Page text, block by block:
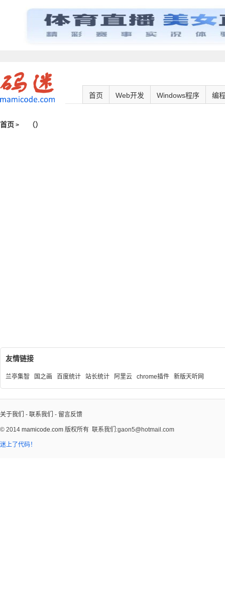
首页 Web开发 Windows程序 编
首页 > （）
友情链接
兰亭集智 国之画 百度统计 站长统计 阿里云 chrome插件 新版天听网
关于我们 - 联系我们 - 留言反馈
© 2014 mamicode.com 版权所有 联系我们:gaon5@hotmail.com
迷上了代码！